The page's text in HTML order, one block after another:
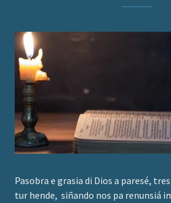
Pasobra e grasia di Dios a paresé,
tur hende, siñando nos pa renunsiá